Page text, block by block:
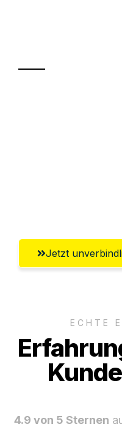
Jetzt
ECHTE
4.9 von 5 Sternen